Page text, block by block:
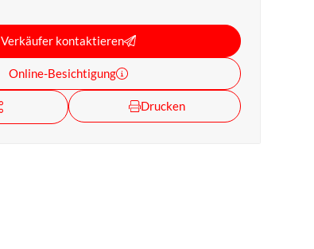
Verkäufer kontaktieren
Online-Besichtigung
Drucken